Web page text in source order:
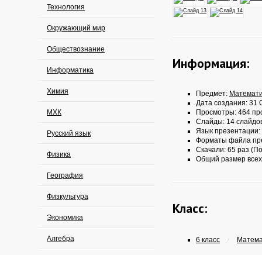
Технология
Окружающий мир
Обществознание
Информатика
Химия
МХК
Русский язык
Физика
География
Физкультура
Экономика
Алгебра
Информация:
Предмет:
Дата создания: 31
Просмотры: 464
Слайды: 14
Язык презентации:
Форматы файла
Скачали: 65 раз
Общий размер
Класс:
6 класс /